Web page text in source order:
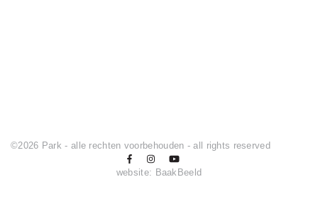
©2026 Park - alle rechten voorbehouden - all rights reserved
website: BaakBeeld